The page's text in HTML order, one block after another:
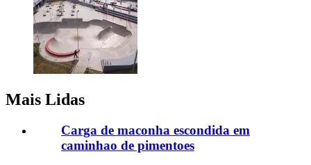
Mais Lidas
Carga de maconha escondida em
caminhao de pimentoes